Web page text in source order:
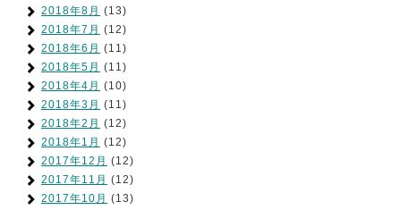
2018年8月 (13)
2018年7月 (12)
2018年6月 (11)
2018年5月 (11)
2018年4月 (10)
2018年3月 (11)
2018年2月 (12)
2018年1月 (12)
2017年12月 (12)
2017年11月 (12)
2017年10月 (13)